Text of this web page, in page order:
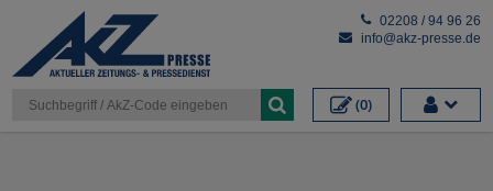
Cookieeinstellungen
02208 / 94 96 26
info@akz-presse.de
(0)